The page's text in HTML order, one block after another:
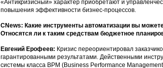
«Антикризисный» характер приобретают и
повышения эффективности бизнес-процессов.
CNews: Какие инструменты автоматизации вы
Относятся ли к таким средствам бюджетное
Евгений Ерофеев: Кризис переориентировал
гарантированными результатами. Действенными
системы класса BPM (Business Performance